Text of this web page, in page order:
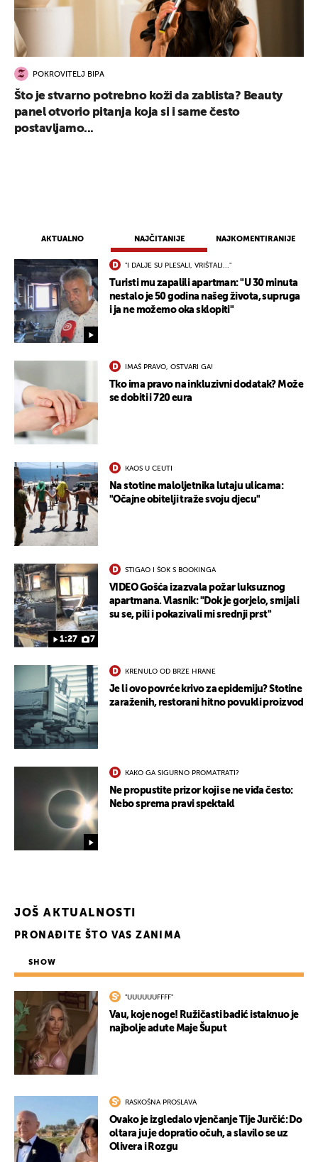
AKTUALNO NAJČITANIJE NAJKOMENTIRANIJE
"I DALJE SU PLESALI, VRIŠTALI..."
Turisti mu zapalili apartman: "U 30 minuta
nestalo je 50 godina našeg života, supruga
i ja ne možemo oka sklopiti"
IMAŠ PRAVO, OSTVARI GA!
Tko ima pravo na inkluzivni dodatak? Može
se dobiti i 720 eura
KAOS U CEUTI
Na stotine maloljetnika lutaju ulicama:
"Očajne obitelji traže svoju djecu"
1:27 7
STIGAO I ŠOK S BOOKINGA
VIDEO Gošća izazvala požar luksuznog
apartmana. Vlasnik: "Dok je gorjelo, smijali
su se, pili i pokazivali mi srednji prst"
KRENULO OD BRZE HRANE
Je li ovo povrće krivo za epidemiju? Stotine
zaraženih, restorani hitno povukli proizvod
KAKO GA SIGURNO PROMATRATI?
Ne propustite prizor koji se ne viđa često:
Nebo sprema pravi spektakl
JOŠ AKTUALNOSTI
POKROVITELJ BIPA
Što je stvarno potrebno koži da zablista? Beauty
panel otvorio pitanja koja si i same često
postavljamo...
PRONAĐITE ŠTO VAS ZANIMA
SHOW
"UUUUUUFFFF"
Vau, koje noge! Ružičasti badić istaknuo je
najbolje adute Maje Šuput
RASKOŠNA PROSLAVA
Ovako je izgledalo vjenčanje Tije Jurčić: Do
oltara ju je dopratio očuh, a slavilo se uz
Olivera i Rozgu